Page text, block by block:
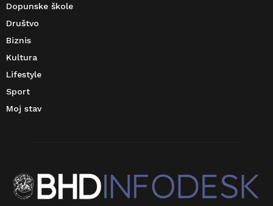
Dopunske škole
Društvo
Biznis
Kultura
Lifestyle
Sport
Moj stav